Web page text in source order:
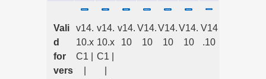
Vali
d
for
vers
v14.
10.x
C1 |
v14.
10.x
C1 |
v14.
10
V14.
10
V14.
10
V14.
10
V14
.10